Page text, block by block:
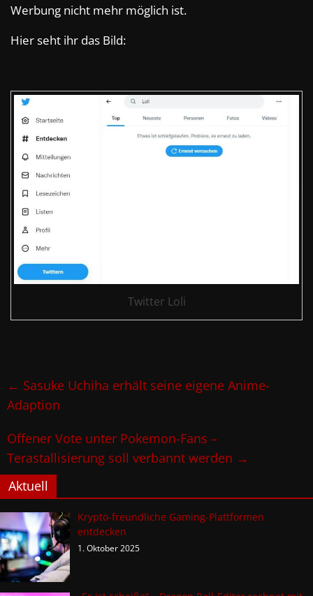
Werbung nicht mehr möglich ist.
Hier seht ihr das Bild:
Twitter Loli
← Sasuke Uchiha erhält seine eigene Anime-
Adaption
Offener Vote unter Pokemon-Fans –
Terastallisierung soll verbannt werden →
Aktuell
Krypto-freundliche Gaming-Plattformen
entdecken
1. Oktober 2025